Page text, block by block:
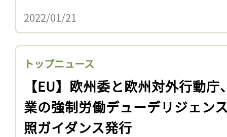
2022/01/21
トップニュース
【EU】欧州委と欧州対外行動庁
業の強制労働デューデリジェン
照ガイダンス発行